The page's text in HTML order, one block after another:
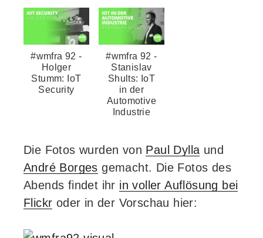
#wmfra 92 -
Holger
Stumm: IoT
Security
#wmfra 92 -
Stanislav
Shults: IoT
in der
Automotive
Industrie
Die Fotos wurden von Paul Dylla und
André Borges gemacht. Die Fotos des
Abends findet ihr in voller Auflösung bei
Flickr oder in der Vorschau hier: